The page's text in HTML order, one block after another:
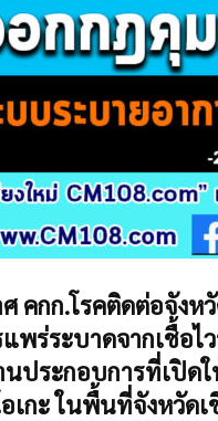
คกก.โรคติดต่อจังห
พร่ระบาดจากเชื้อไ
นประกอบการที่เปิ
เกะ ในพื้นที่จังหวัดเ